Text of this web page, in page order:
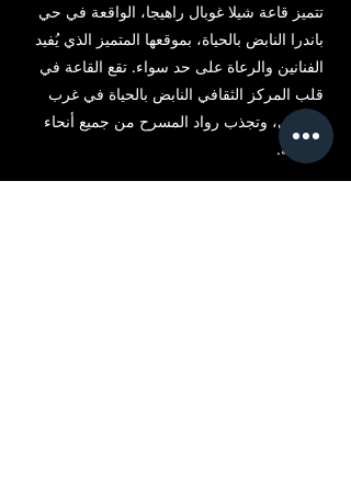
تتميز قاعة شيلا غوبال راهيجا، الواقعة في حي
باندرا النابض بالحياة، بموقعها المتميز الذي يُفيد
الفنانين والرعاة على حد سواء. تقع القاعة في
قلب المركز الثقافي النابض بالحياة في غرب
مومباي، وتجذب رواد المسرح من جميع أنحاء
المدينة.